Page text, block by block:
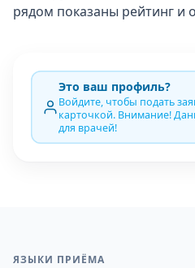
рядом показаны рейтинг и
Это ваш профиль?
Войдите, чтобы подать
карточкой. Внимание!
для врачей!
ЯЗЫКИ ПРИЁМА